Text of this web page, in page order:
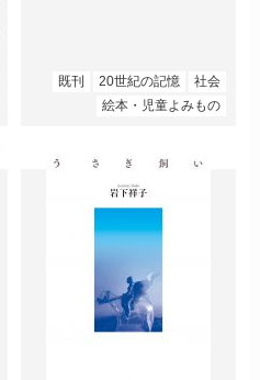
既刊 20世紀の記憶
社会
絵本・児童よみもの